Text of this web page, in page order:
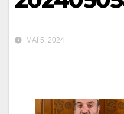
ΜΆΙ 5, 2024